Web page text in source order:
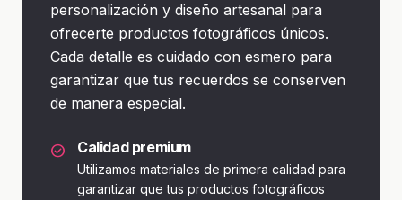
personalización y diseño artesanal para
ofrecerte productos fotográficos únicos.
Cada detalle es cuidado con esmero para
garantizar que tus recuerdos se conserven
de manera especial.
check_circle Calidad premium
Utilizamos materiales de primera calidad para
garantizar que tus productos fotográficos